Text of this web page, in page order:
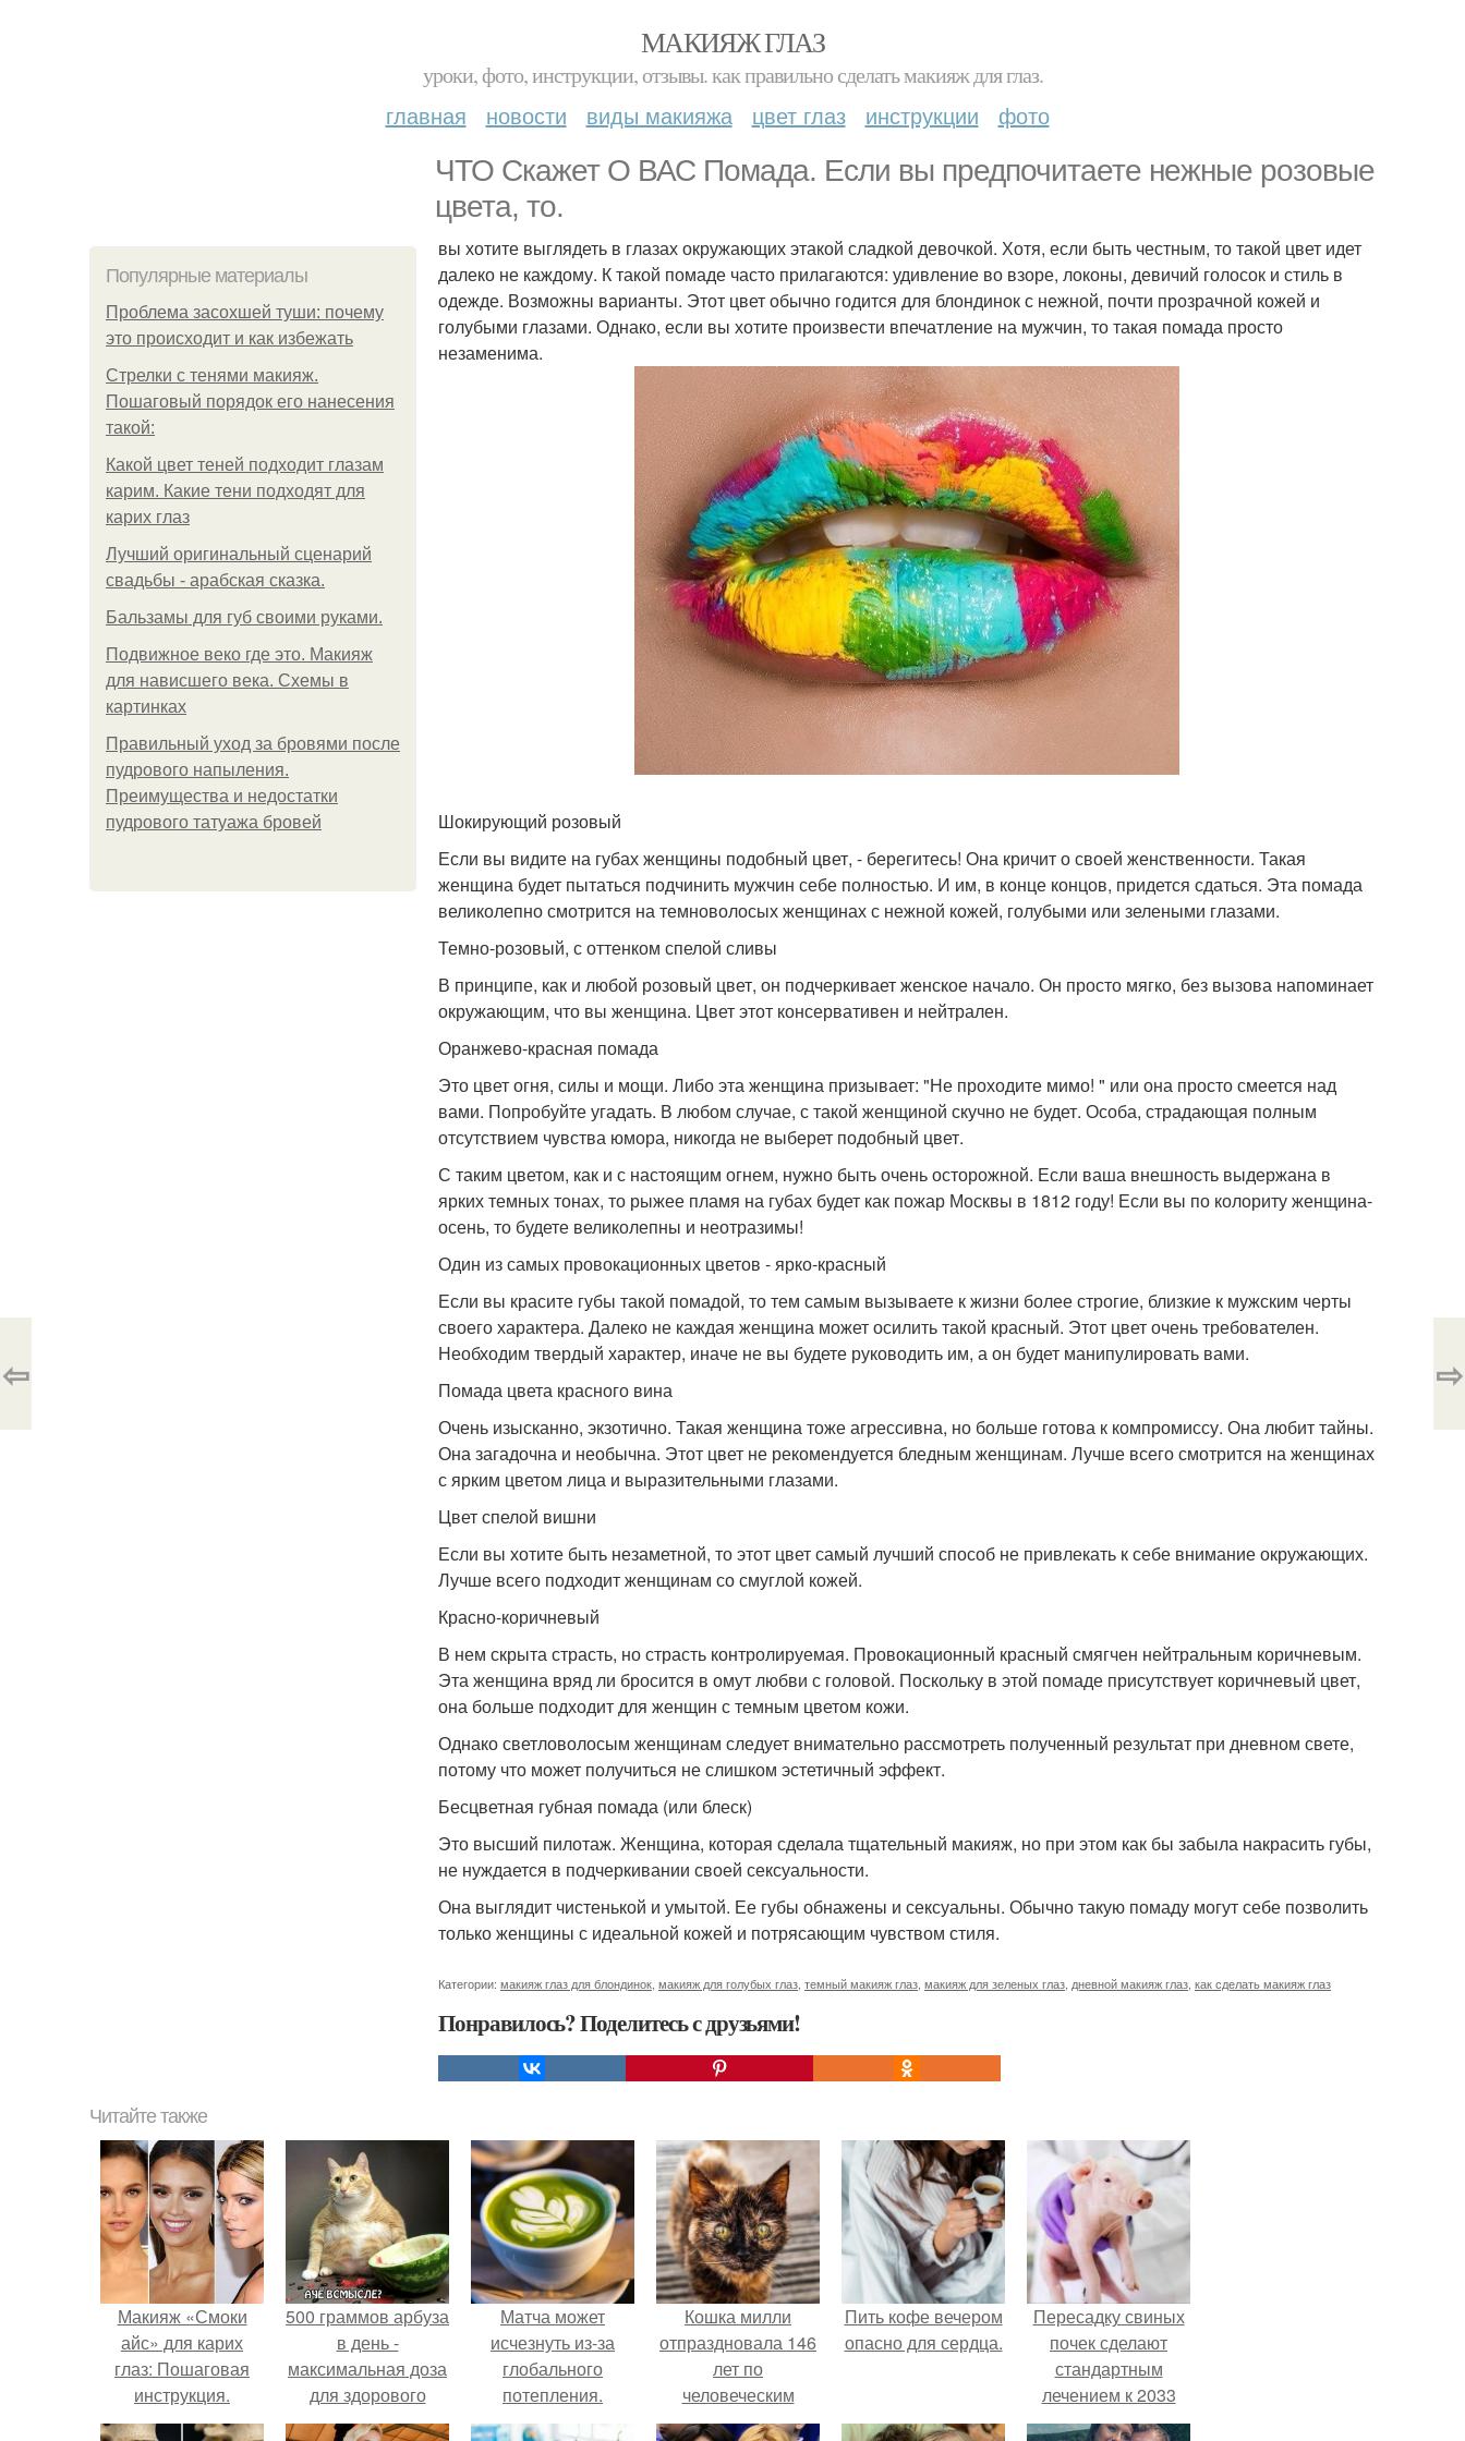
МАКИЯЖ ГЛАЗ
уроки, фото, инструкции, отзывы. как правильно сделать макияж для глаз.
главная новости виды макияжа цвет глаз инструкции фото
ЧТО Скажет О ВАС Помада. Если вы предпочитаете нежные розовые
цвета, то.
Популярные материалы
Проблема засохшей туши: почему
это происходит и как избежать
Стрелки с тенями макияж.
Пошаговый порядок его нанесения
такой:
Какой цвет теней подходит глазам
карим. Какие тени подходят для
карих глаз
Лучший оригинальный сценарий
свадьбы - арабская сказка.
Бальзамы для губ своими руками.
Подвижное веко где это. Макияж
для нависшего века. Схемы в
картинках
Правильный уход за бровями после
пудрового напыления.
Преимущества и недостатки
пудрового татуажа бровей
вы хотите выглядеть в глазах окружающих этакой сладкой девочкой. Хотя, если быть честным, то такой цвет идет
далеко не каждому. К такой помаде часто прилагаются: удивление во взоре, локоны, девичий голосок и стиль в
одежде. Возможны варианты. Этот цвет обычно годится для блондинок с нежной, почти прозрачной кожей и
голубыми глазами. Однако, если вы хотите произвести впечатление на мужчин, то такая помада просто
незаменима.
Шокирующий розовый
Если вы видите на губах женщины подобный цвет, - берегитесь! Она кричит о своей женственности. Такая
женщина будет пытаться подчинить мужчин себе полностью. И им, в конце концов, придется сдаться. Эта помада
великолепно смотрится на темноволосых женщинах с нежной кожей, голубыми или зелеными глазами.
Темно-розовый, с оттенком спелой сливы
В принципе, как и любой розовый цвет, он подчеркивает женское начало. Он просто мягко, без вызова напоминает
окружающим, что вы женщина. Цвет этот консервативен и нейтрален.
Оранжево-красная помада
Это цвет огня, силы и мощи. Либо эта женщина призывает: "Не проходите мимо! " или она просто смеется над
вами. Попробуйте угадать. В любом случае, с такой женщиной скучно не будет. Особа, страдающая полным
отсутствием чувства юмора, никогда не выберет подобный цвет.
С таким цветом, как и с настоящим огнем, нужно быть очень осторожной. Если ваша внешность выдержана в
ярких темных тонах, то рыжее пламя на губах будет как пожар Москвы в 1812 году! Если вы по колориту женщина-
осень, то будете великолепны и неотразимы!
Один из самых провокационных цветов - ярко-красный
Если вы красите губы такой помадой, то тем самым вызываете к жизни более строгие, близкие к мужским черты
своего характера. Далеко не каждая женщина может осилить такой красный. Этот цвет очень требователен.
Необходим твердый характер, иначе не вы будете руководить им, а он будет манипулировать вами.
Помада цвета красного вина
Очень изысканно, экзотично. Такая женщина тоже агрессивна, но больше готова к компромиссу. Она любит тайны.
Она загадочна и необычна. Этот цвет не рекомендуется бледным женщинам. Лучше всего смотрится на женщинах
с ярким цветом лица и выразительными глазами.
Цвет спелой вишни
Если вы хотите быть незаметной, то этот цвет самый лучший способ не привлекать к себе внимание окружающих.
Лучше всего подходит женщинам со смуглой кожей.
Красно-коричневый
В нем скрыта страсть, но страсть контролируемая. Провокационный красный смягчен нейтральным коричневым.
Эта женщина вряд ли бросится в омут любви с головой. Поскольку в этой помаде присутствует коричневый цвет,
она больше подходит для женщин с темным цветом кожи.
Однако светловолосым женщинам следует внимательно рассмотреть полученный результат при дневном свете,
потому что может получиться не слишком эстетичный эффект.
Бесцветная губная помада (или блеск)
Это высший пилотаж. Женщина, которая сделала тщательный макияж, но при этом как бы забыла накрасить губы,
не нуждается в подчеркивании своей сексуальности.
Она выглядит чистенькой и умытой. Ее губы обнажены и сексуальны. Обычно такую помаду могут себе позволить
только женщины с идеальной кожей и потрясающим чувством стиля.
Категории: макияж глаз для блондинок макияж для голубых глаз темный макияж глаз макияж для зеленых глаз дневной макияж глаз как сделать макияж глаз
Понравилось? Поделитесь с друзьями!
⇦ ⇨
Читайте также
Макияж «Смоки
айс» для карих
глаз: Пошаговая
инструкция.
500 граммов арбуза
в день -
максимальная доза
для здорового
взрослого,
Матча может
исчезнуть из-за
глобального
потепления.
Кошка милли
отпраздновала 146
лет по
человеческим
Меркам и
Пить кофе вечером
опасно для сердца.
Пересадку свиных
почек сделают
стандартным
лечением к 2033
году в Японии.